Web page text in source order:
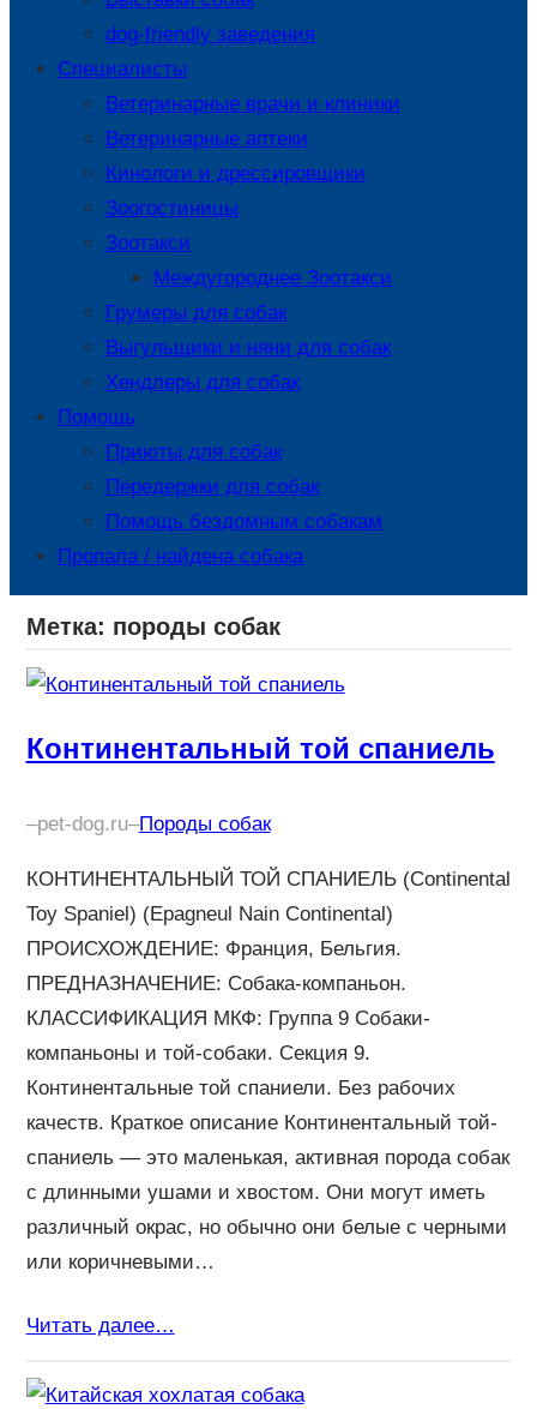
dog-friendly заведения
Специалисты
Ветеринарные врачи и клиники
Ветеринарные аптеки
Кинологи и дрессировщики
Зоогостиницы
Зоотакси
Междугороднее Зоотакси
Грумеры для собак
Выгульщики и няни для собак
Хендлеры для собак
Помощь
Приюты для собак
Передержки для собак
Помощь бездомным собакам
Пропала / найдена собака
Метка: породы собак
Континентальный той спаниель
–pet-dog.ru–Породы собак
КОНТИНЕНТАЛЬНЫЙ ТОЙ СПАНИЕЛЬ (Continental
Toy Spaniel) (Epagneul Nain Continental)
ПРОИСХОЖДЕНИЕ: Франция, Бельгия.
ПРЕДНАЗНАЧЕНИЕ: Собака-компаньон.
КЛАССИФИКАЦИЯ МКФ: Группа 9 Собаки-
компаньоны и той-собаки. Секция 9.
Континентальные той спаниели. Без рабочих
качеств. Краткое описание Континентальный той-
спаниель — это маленькая, активная порода собак
с длинными ушами и хвостом. Они могут иметь
различный окрас, но обычно они белые с черными
или коричневыми…
Читать далее…